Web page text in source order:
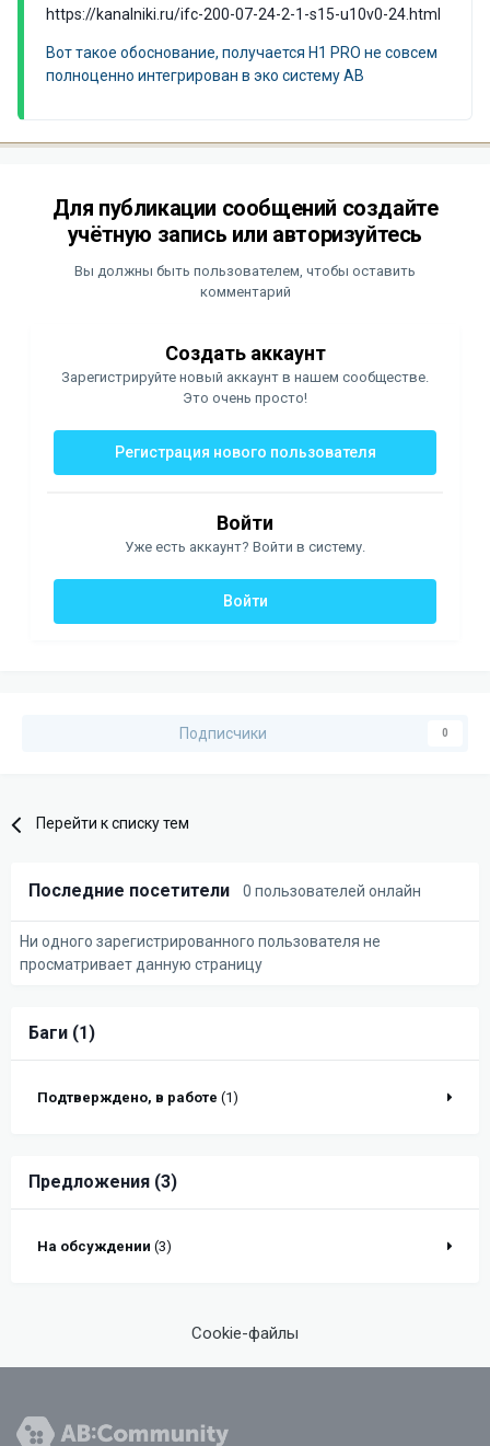
https://kanalniki.ru/ifc-200-07-24-2-1-s15-u10v0-24.html
Вот такое обоснование, получается H1 PRO не совсем
полноценно интегрирован в эко систему AB
Для публикации сообщений создайте
учётную запись или авторизуйтесь
Вы должны быть пользователем, чтобы оставить
комментарий
Создать аккаунт
Зарегистрируйте новый аккаунт в нашем сообществе.
Это очень просто!
Регистрация нового пользователя
Войти
Уже есть аккаунт? Войти в систему.
Войти
Подписчики 0
Перейти к списку тем
Последние посетители 0 пользователей онлайн
Ни одного зарегистрированного пользователя не
просматривает данную страницу
Баги (1)
Подтверждено, в работе (1)
Предложения (3)
На обсуждении (3)
Cookie-файлы